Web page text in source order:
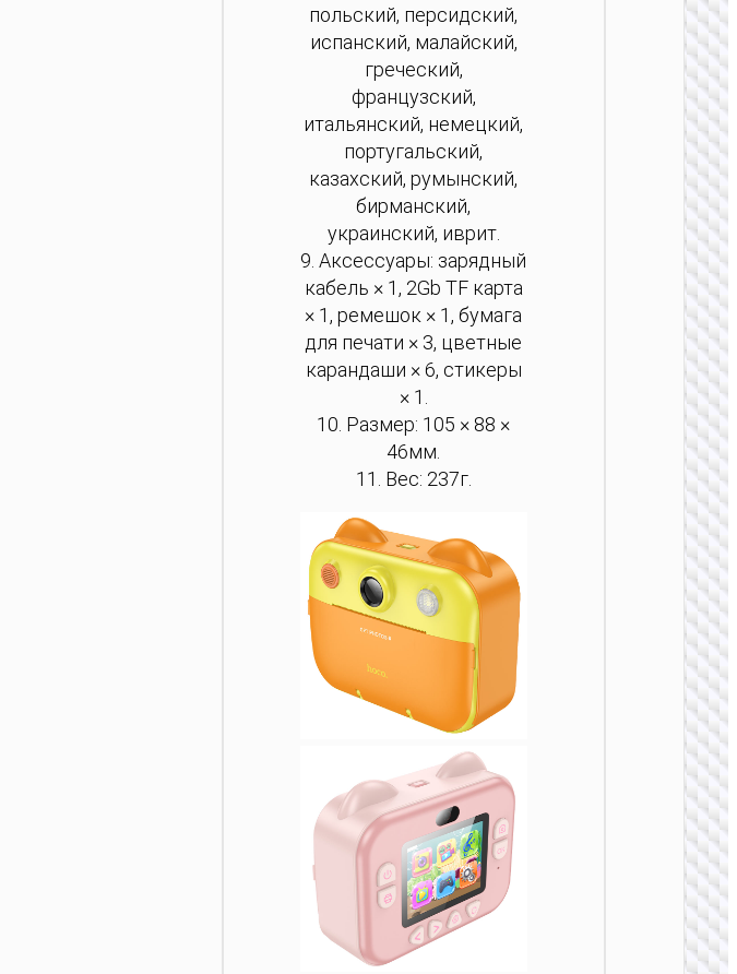
польский, персидский,
испанский, малайский,
греческий,
французский,
итальянский, немецкий,
португальский,
казахский, румынский,
бирманский,
украинский, иврит.
9. Аксессуары: зарядный
кабель × 1, 2Gb TF карта
× 1, ремешок × 1, бумага
для печати × 3, цветные
карандаши × 6, стикеры
× 1.
10. Размер: 105 × 88 ×
46мм.
11. Вес: 237г.
Экшн-
4K
Экшн-
4K